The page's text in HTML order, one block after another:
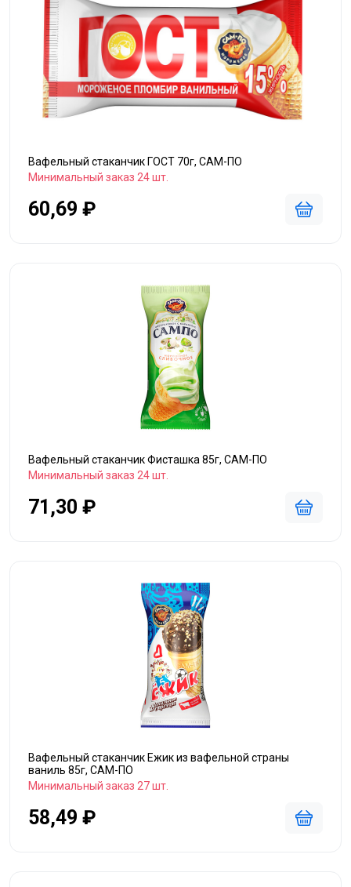
Вафельный стаканчик ГОСТ 70г, САМ-ПО
Минимальный заказ 24 шт.
60,69 ₽
Вафельный стаканчик Фисташка 85г, САМ-ПО
Минимальный заказ 24 шт.
71,30 ₽
Вафельный стаканчик Ежик из вафельной страны
ваниль 85г, САМ-ПО
Минимальный заказ 27 шт.
58,49 ₽